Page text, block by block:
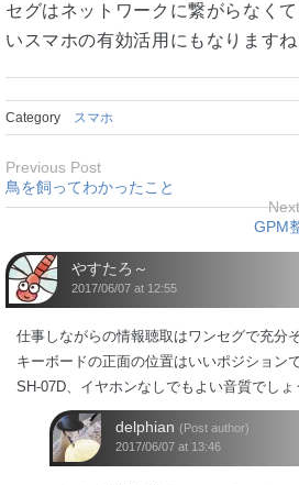
セグはネットワークに繋がらなく
いスマホの有効活用にもなりますね
Category スマホ
Previous Post
鳥を飼ってわかったこと
GPM
やすたろ～
2017/06/07 at 12:55
仕事しながらの情報聴取はワンセグで充分
キーボードの正面の位置はいいポジション
SH-07D、イヤホンなしでもよい音質でしょ
delphian (Post author)
2017/06/07 at 13:46